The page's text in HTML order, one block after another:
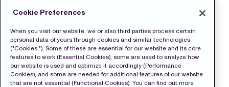
Cookie Preferences
When you visit our website, we or also third parties process certain
personal data of yours through cookies and similar technologies
("Cookies "). Some of these are essential for our website and its core
features to work (Essential Cookies), some are used to analyze how
our website is used and optimize it accordingly (Performance
Cookies), and some are needed for additional features of our website
that are not essential (Functional Cookies). You can find out more